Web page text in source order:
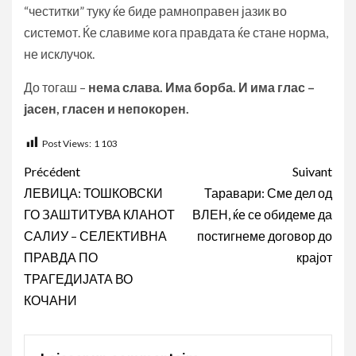
“честитки” туку ќе биде рамноправен јазик во
системот. Ќе славиме кога правдата ќе стане норма,
не исклучок.
До тогаш – нема слава. Има борба. И има глас –
јасен, гласен и непокорен.
Post Views: 1 103
Navigation
d’article
Précédent
ЛЕВИЦА: ТОШКОВСКИ
ГО ЗАШТИТУВА КЛАНОТ
САЛИУ – СЕЛЕКТИВНА
ПРАВДА ПО
ТРАГЕДИЈАТА ВО
КОЧАНИ
Suivant
Таравари: Сме дел од
ВЛЕН, ќе се обидеме да
постигнеме договор до
крајот